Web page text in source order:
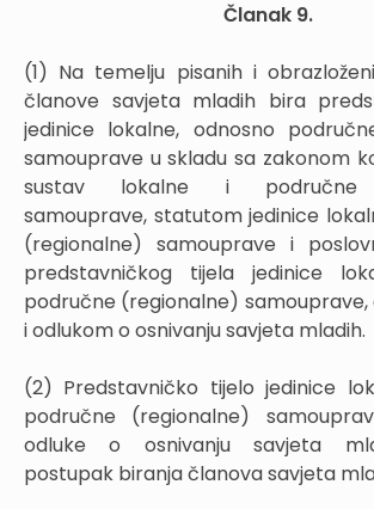
Članak 9.
(1) Na temelju pisanih i
članove savjeta mladih bira
jedinice lokalne, odnosno
samouprave u skladu sa zakonom
sustav lokalne i područne
samouprave, statutom jedinice
(regionalne) samouprave i
predstavničkog tijela jedinice
područne (regionalne) samouprave,
i odlukom o osnivanju savjeta mladih.
(2) Predstavničko tijelo jedinice
područne (regionalne)
odluke o osnivanju savjeta
postupak biranja članova savjeta